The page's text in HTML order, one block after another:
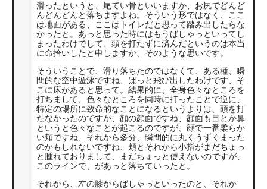
滑ったというと、尾てい骨といいますか、お尻でどんど
んどんどんと落ちますよね。そういう形ではなく、ここ
は地面がある、ここはトイレだと思って踏み出したらな
かったと。あっと思った時にはもうばしゃっといってし
まったわけでして、頭を打たずに済んだというのは本当
に命拾いしたと申しますか、そのような思いです。
そういうことで、滑り落ちたのではなくて、ある種、瞬
間的な空中遊泳ですね、ばっと飛び出したわけです、そ
こに床があると思って。結果的に、全身色々なところを
打ちまして、色々なところを同時に打ったことで逆に、
特定の場所に致命的なことになるというよりは、頭を打
たなかったのですが、顔の顔面ですね、顔面も目とか鼻
というと色々なことが起こるのですが、顔で一番柔らか
い頬ですね、それから多分、瞬間的に丸くうずくまった
のかもしれないですね、頬とそれから小指がまだちょっ
と腫れておりまして、まだちょっと使えないのですが、
このラインで、があっと落ちていったと。
それから、左の膝からばしゃっといったのと、それか